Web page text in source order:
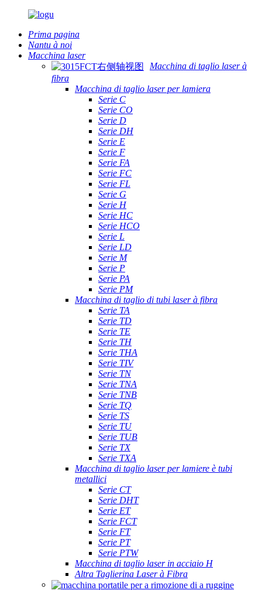
Prima pagina
Nantu à noi
Macchina laser
Macchina di taglio laser à
fibra
Macchina di taglio laser per lamiera
Serie C
Serie CO
Serie D
Serie DH
Serie E
Serie F
Serie FA
Serie FC
Serie FL
Serie G
Serie H
Serie HC
Serie HCO
Serie L
Serie LD
Serie M
Serie P
Serie PA
Serie PM
Macchina di taglio di tubi laser à fibra
Serie TA
Serie TD
Serie TE
Serie TH
Serie THA
Serie TIV
Serie TN
Serie TNA
Serie TNB
Serie TQ
Serie TS
Serie TU
Serie TUB
Serie TX
Serie TXA
Macchina di taglio laser per lamiere è tubi
metallici
Serie CT
Serie DHT
Serie ET
Serie FCT
Serie FT
Serie PT
Serie PTW
Macchina di taglio laser in acciaio H
Altra Taglierina Laser à Fibra